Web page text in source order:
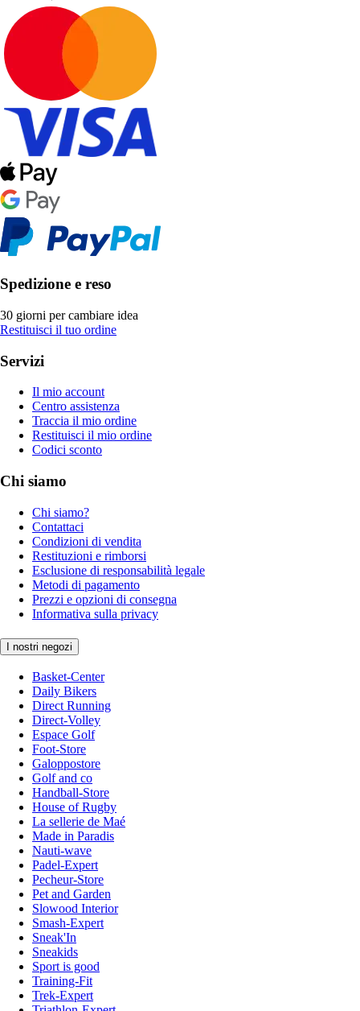
Spedizione e reso
30 giorni per cambiare idea
Restituisci il tuo ordine
Servizi
Il mio account
Centro assistenza
Traccia il mio ordine
Restituisci il mio ordine
Codici sconto
Chi siamo
Chi siamo?
Contattaci
Condizioni di vendita
Restituzioni e rimborsi
Esclusione di responsabilità legale
Metodi di pagamento
Prezzi e opzioni di consegna
Informativa sulla privacy
I nostri negozi
Basket-Center
Daily Bikers
Direct Running
Direct-Volley
Espace Golf
Foot-Store
Galoppostore
Golf and co
Handball-Store
House of Rugby
La sellerie de Maé
Made in Paradis
Nauti-wave
Padel-Expert
Pecheur-Store
Pet and Garden
Slowood Interior
Smash-Expert
Sneak'In
Sneakids
Sport is good
Training-Fit
Trek-Expert